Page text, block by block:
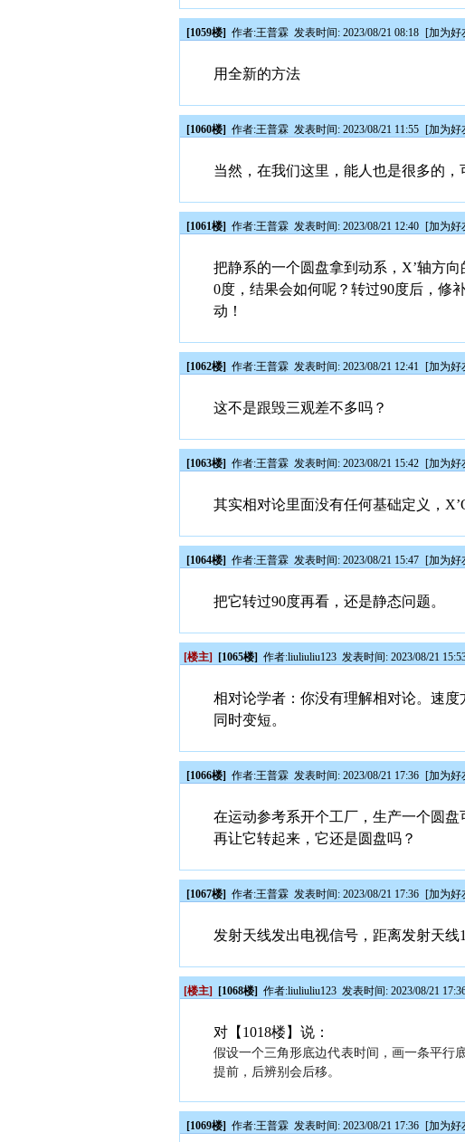
[1059楼] 作者:王普霖 发表时间: 2023/08/21 08:18 [加为好
用全新的方法
[1060楼] 作者:王普霖 发表时间: 2023/08/21 11:55 [加为好
当然，在我们这里，能人也是很多的，
[1061楼] 作者:王普霖 发表时间: 2023/08/21 12:40 [加为好
把静系的一个圆盘拿到动系，X’轴方
0度，结果会如何呢？转过90度后，修
动！
[1062楼] 作者:王普霖 发表时间: 2023/08/21 12:41 [加为好
这不是跟毁三观差不多吗？
[1063楼] 作者:王普霖 发表时间: 2023/08/21 15:42 [加为好
其实相对论里面没有任何基础定义，
[1064楼] 作者:王普霖 发表时间: 2023/08/21 15:47 [加为好
把它转过90度再看，还是静态问题。
[楼主] [1065楼] 作者:liuliuliu123 发表时间: 2023/08/21
相对论学者：你没有理解相对论。速
同时变短。
[1066楼] 作者:王普霖 发表时间: 2023/08/21 17:36 [加为好
在运动参考系开个工厂，生产一个圆
再让它转起来，它还是圆盘吗？
[1067楼] 作者:王普霖 发表时间: 2023/08/21 17:36 [加为好
发射天线发出电视信号，距离发射天线
[楼主] [1068楼] 作者:liuliuliu123 发表时间: 2023/08/21
对【1018楼】说：
假设一个三角形底边代表时间，画一条平行
提前，后辨别会后移。
[1069楼] 作者:王普霖 发表时间: 2023/08/21 17:36 [加为好